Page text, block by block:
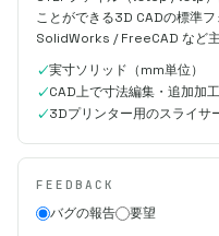
ことができる3D CADの標準
SolidWorks / FreeCAD など主
実寸ソリッド（mm単位）
CAD上で寸法編集・追加加
3Dプリンター用のスライサ
FEEDBACK
バグの報告 要望